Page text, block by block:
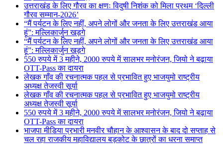
उत्तराखंड के लिए गौरव का क्षणः विदुषी निशंक को मिला प्रथम ‘दिल्ली
गौरव सम्मान-2026’
“मैं पर्यटन के लिए नहीं, अपने लोगों और जनता के लिए उत्तराखंड आया
हूं”: मल्लिकार्जुन खड़गे
“मैं पर्यटन के लिए नहीं, अपने लोगों और जनता के लिए उत्तराखंड आया
हूं”: मल्लिकार्जुन खड़गे
550 रुपये में 3 महीने, 2000 रुपये में सालभर मनोरंजन, जियो ने बढ़ाया
OTT-Pass का दायरा
लेखक गाँव की रचनात्मक पहल से प्रभावित हुए भाजयुमो राष्ट्रीय
अध्यक्ष तेजस्वी सूर्या
लेखक गाँव की रचनात्मक पहल से प्रभावित हुए भाजयुमो राष्ट्रीय
अध्यक्ष तेजस्वी सूर्या
550 रुपये में 3 महीने, 2000 रुपये में सालभर मनोरंजन, जियो ने बढ़ाया
OTT-Pass का दायरा
भाजपा मीडिया प्रभारी मनवीर चौहान के आश्वासन के बाद दो सप्ताह से
चल रहा राजकीय महाविद्यालय बड़कोट के छात्रों का धरना समाप्त